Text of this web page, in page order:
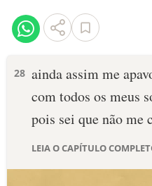
VERSÍCULOS
PALAVRA DO DIA
DEVOCIONAL DIÁRIO
28 ainda assim me
com todos os meus
pois sei que não me
LEIA O CAPÍTULO